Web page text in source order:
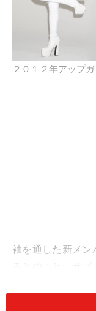
２０１２年アップ
袖を通した新メン
こなしてみたい